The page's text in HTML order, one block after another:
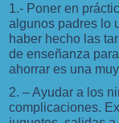
1.- Poner en
algunos padres lo
haber hecho las
de enseñanza
ahorrar es una
2. – Ayudar a los
complicaciones.